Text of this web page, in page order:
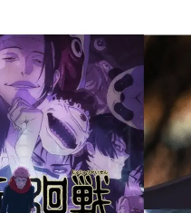
アニメ記事一覧
声優記事一覧